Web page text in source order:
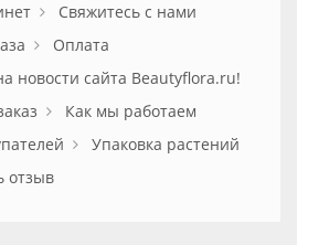
Свяжитесь с нами
Оплата
новости сайта Beautyflora.ru!
Как мы работаем
Упаковка растений
отзыв